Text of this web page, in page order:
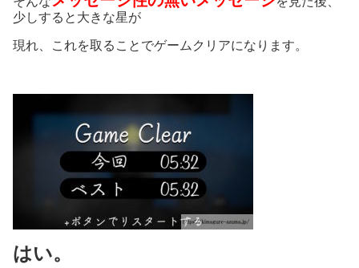
少しすると大きな星が
現れ、これを取ることでゲームクリアになります。
はい。